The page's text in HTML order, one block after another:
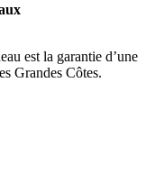
est la garantie d’une
Grandes Côtes.